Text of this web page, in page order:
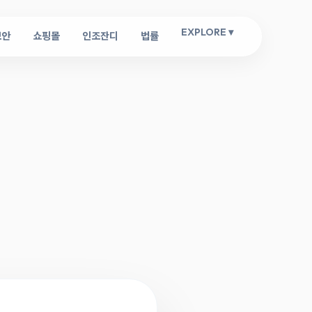
쇼핑몰 인조잔디 법률 EXPLORE ▾